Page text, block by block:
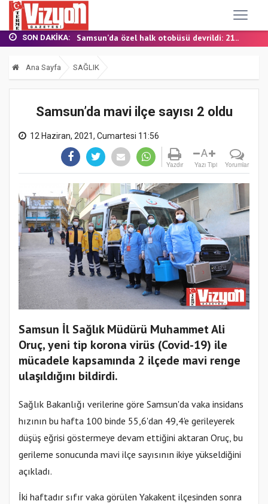
SON DAKIKA:
TERME MHP’DE KONGRE HEYECANI
YALI MAHALLESİ’NDE DOĞALGAZ İÇİN İLK KAZ...
Samsun’da özel halk otobüsü devrildi: 21...
FINDIK BAHÇESİNDE YANMIŞ HALDE ÖLÜ BULUN...
TERME MHP’DE KONGRE HEYECANI
Ana Sayfa SAĞLIK
Samsun’da mavi ilçe sayısı 2 oldu
12 Haziran, 2021, Cumartesi 11:56
Yazdır
A
Yazı Tipi Yorumlar
Samsun İl Sağlık Müdürü Muhammet Ali
Oruç, yeni tip korona virüs (Covid-19) ile
mücadele kapsamında 2 ilçede mavi renge
ulaşıldığını bildirdi.
Sağlık Bakanlığı verilerine göre Samsun'da vaka insidans
hızının bu hafta 100 binde 55,6'dan 49,4'e gerileyerek
düşüş eğrisi göstermeye devam ettiğini aktaran Oruç, bu
gerileme sonucunda mavi ilçe sayısının ikiye yükseldiğini
açıkladı.
İki haftadır sıfır vaka görülen Yakakent ilçesinden sonra